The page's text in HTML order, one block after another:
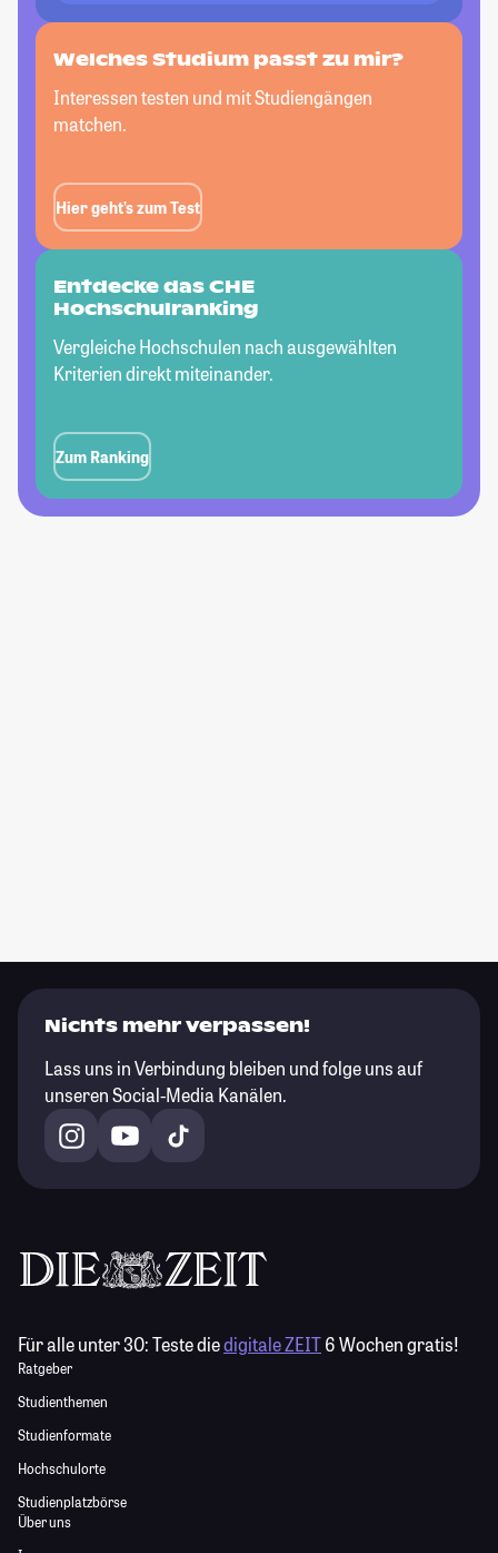
Welches Studium passtzu mir?
Interessen testen und mit Studiengängen
matchen.
Hier geht’s zum Test
Entdecke das CHE
Hochschulranking
Vergleiche Hochschulen nach ausgewählten
Kriterien direkt miteinander.
Zum Ranking
Nichts mehr verpassen!
Lass uns in Verbindung bleiben und folge uns auf
unseren Social-Media Kanälen.
Für alle unter 30:Teste diedigitale ZEIT6 Wochen gratis!
Ratgeber
Studienthemen
Studienformate
Hochschulorte
Studienplatzbörse
Über uns